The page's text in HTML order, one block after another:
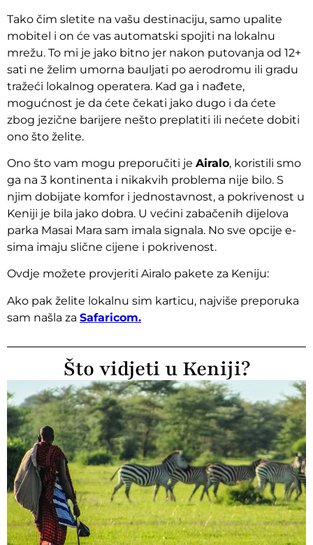
Tako čim sletite na vašu destinaciju, samo upalite
mobitel i on će vas automatski spojiti na lokalnu
mrežu. To mi je jako bitno jer nakon putovanja od 12+
sati ne želim umorna bauljati po aerodromu ili gradu
tražeći lokalnog operatera. Kad ga i nađete,
mogućnost je da ćete čekati jako dugo i da ćete
zbog jezične barijere nešto preplatiti ili nećete dobiti
ono što želite.
Ono što vam mogu preporučiti je Airalo, koristili smo
ga na 3 kontinenta i nikakvih problema nije bilo. S
njim dobijate komfor i jednostavnost, a pokrivenost u
Keniji je bila jako dobra. U većini zabačenih dijelova
parka Masai Mara sam imala signala. No sve opcije e-
sima imaju slične cijene i pokrivenost.
Ovdje možete provjeriti Airalo pakete za Keniju:
Ako pak želite lokalnu sim karticu, najviše preporuka
sam našla za Safaricom.
Što vidjeti u Keniji?